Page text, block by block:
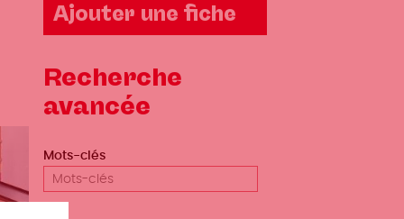
Ajouter une fiche
Recherche
avancée
Mots-clés